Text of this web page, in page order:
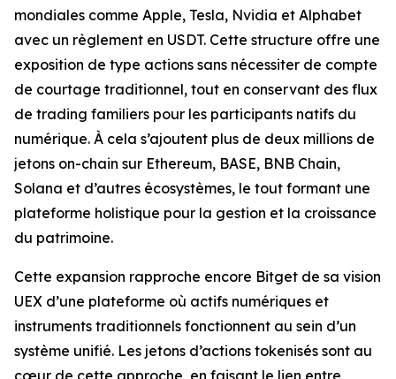
mondiales comme Apple, Tesla, Nvidia et Alphabet
avec un règlement en USDT. Cette structure offre une
exposition de type actions sans nécessiter de compte
de courtage traditionnel, tout en conservant des flux
de trading familiers pour les participants natifs du
numérique. À cela s’ajoutent plus de deux millions de
jetons on-chain sur Ethereum, BASE, BNB Chain,
Solana et d’autres écosystèmes, le tout formant une
plateforme holistique pour la gestion et la croissance
du patrimoine.
Cette expansion rapproche encore Bitget de sa vision
UEX d’une plateforme où actifs numériques et
instruments traditionnels fonctionnent au sein d’un
système unifié. Les jetons d’actions tokenisés sont au
cœur de cette approche, en faisant le lien entre